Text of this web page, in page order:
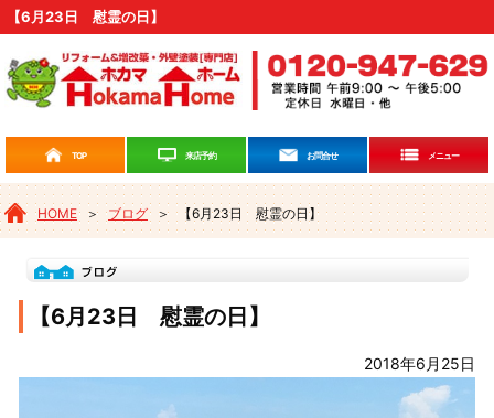
【6月23日 慰霊の日】
TOP 来店予約 お問合せ メニュー
HOME ＞ ブログ ＞ 【6月23日 慰霊の日】
【6月23日 慰霊の日】
2018年6月25日